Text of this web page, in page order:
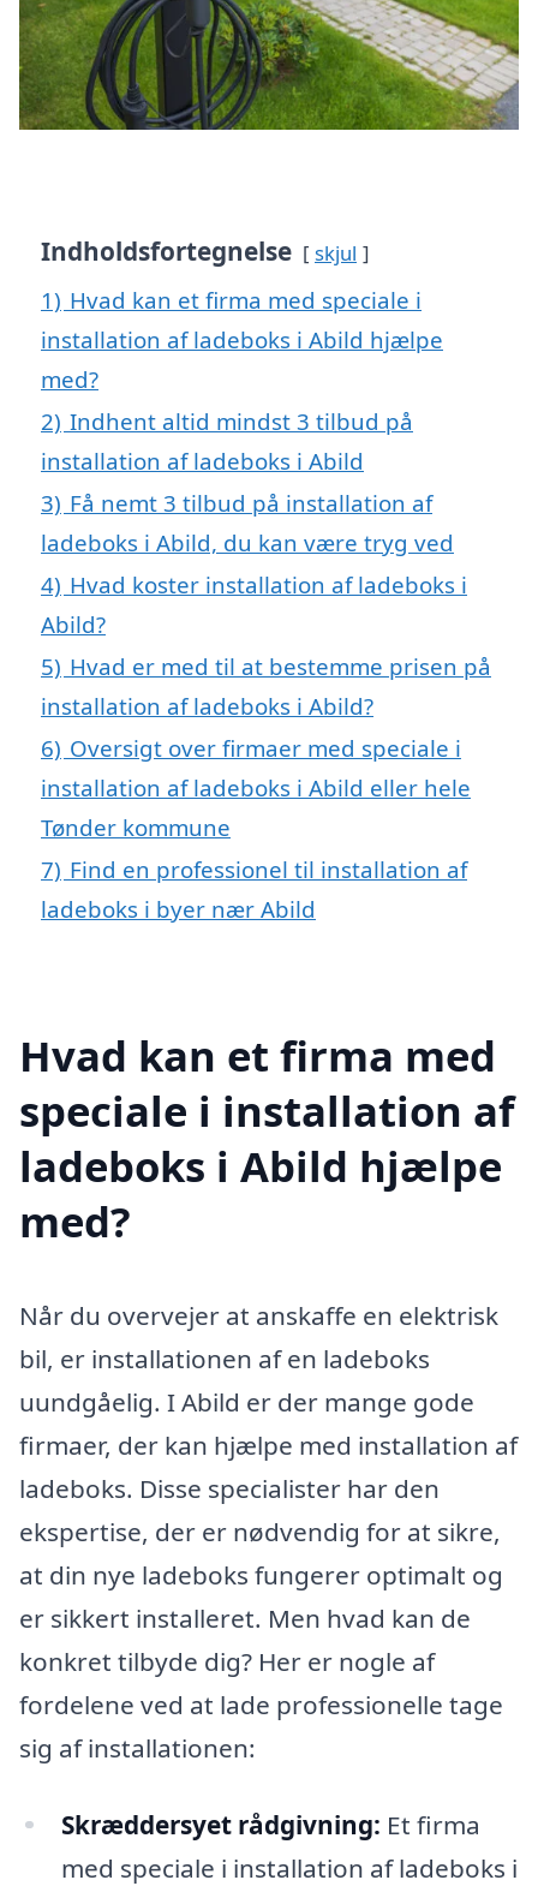
Indholdsfortegnelse skjul
1) Hvad kan et firma med speciale i
installation af ladeboks i Abild hjælpe
med?
2) Indhent altid mindst 3 tilbud på
installation af ladeboks i Abild
3) Få nemt 3 tilbud på installation af
ladeboks i Abild, du kan være tryg ved
4) Hvad koster installation af ladeboks i
Abild?
5) Hvad er med til at bestemme prisen på
installation af ladeboks i Abild?
6) Oversigt over firmaer med speciale i
installation af ladeboks i Abild eller hele
Tønder kommune
7) Find en professionel til installation af
ladeboks i byer nær Abild
Hvad kan et firma med
speciale i installation af
ladeboks i Abild hjælpe
med?
Når du overvejer at anskaffe en elektrisk
bil, er installationen af en ladeboks
uundgåelig. I Abild er der mange gode
firmaer, der kan hjælpe med installation af
ladeboks. Disse specialister har den
ekspertise, der er nødvendig for at sikre,
at din nye ladeboks fungerer optimalt og
er sikkert installeret. Men hvad kan de
konkret tilbyde dig? Her er nogle af
fordelene ved at lade professionelle tage
sig af installationen:
Skræddersyet rådgivning: Et firma
med speciale i installation af ladeboks i